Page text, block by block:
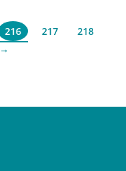
216 217
218
→